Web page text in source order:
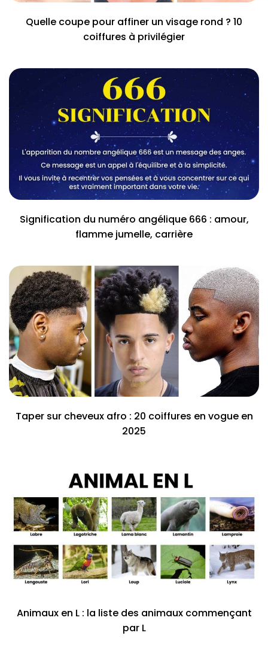
Quelle coupe pour affiner un visage rond ? 10
coiffures à privilégier
Signification du numéro angélique 666 : amour,
flamme jumelle, carrière
Taper sur cheveux afro : 20 coiffures en vogue en
2025
Animaux en L : la liste des animaux commençant
par L